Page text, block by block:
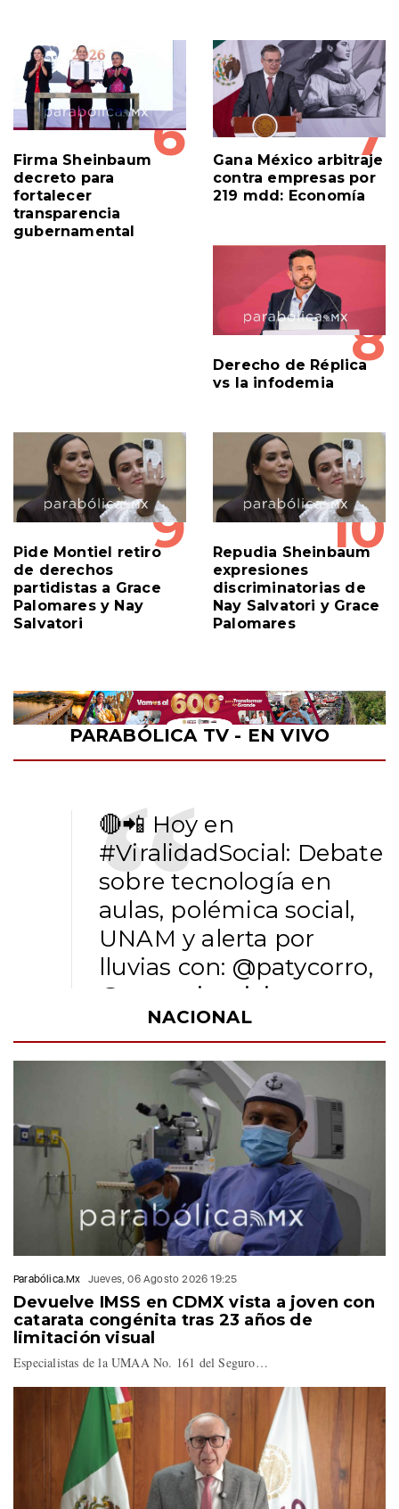
6
Firma Sheinbaum
decreto para
fortalecer
transparencia
gubernamental
7
Gana México arbitraje
contra empresas por
219 mdd: Economía
8
Derecho de Réplica
vs la infodemia
9
Pide Montiel retiro
de derechos
partidistas a Grace
Palomares y Nay
Salvatori
10
Repudia Sheinbaum
expresiones
discriminatorias de
Nay Salvatori y Grace
Palomares
PARABÓLICA TV - EN VIVO
🔴📲 Hoy en
#ViralidadSocial: Debate
sobre tecnología en
aulas, polémica social,
UNAM y alerta por
lluvias con: @patycorro,
@yazcurinoticias
@alvado_Rmx_V y
@ojedapepe.
📺 Canal 16.1 de
@SICOMTVPue
#PorAmorAPuebla
https://t.co/q7Qq1EjCZ4
— Fernando Maldonado
(@FerMaldonadoMX)
July 30, 2026
NACIONAL
Parabólica.Mx Jueves, 06 Agosto 2026 19:25
Devuelve IMSS en CDMX vista a joven con
catarata congénita tras 23 años de
limitación visual
Especialistas de la UMAA No. 161 del Seguro…